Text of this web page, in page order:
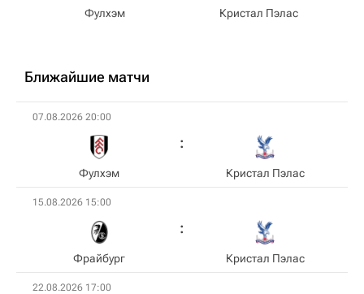
Фулхэм Кристал Пэлас
Ближайшие матчи
07.08.2026 20:00
Фулхэм Кристал Пэлас
15.08.2026 15:00
Фрайбург Кристал Пэлас
22.08.2026 17:00